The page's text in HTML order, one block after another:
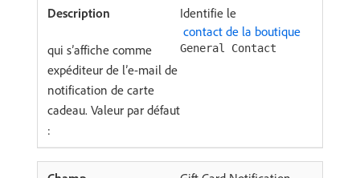
Identifie le
​ contact de la boutique ​
qui s’affiche comme
expéditeur de l’e-mail de
notification de carte
cadeau. Valeur par défaut
:
General Contact